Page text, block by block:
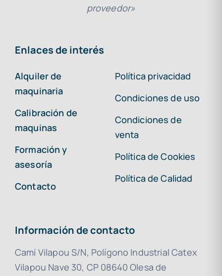
proveedor»
Enlaces de interés
Alquiler de
maquinaria
Calibración de
maquinas
Formación y
asesoría
Contacto
Política privacidad
Condiciones de uso
Condiciones de
venta
Política de Cookies
Política de Calidad
Información de contacto
Camí Vilapou S/N, Polígono Industrial Catex
Vilapou Nave 30, CP 08640 Olesa de